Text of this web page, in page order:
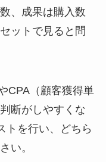
、成果は購入数
ットで見ると問
CPA（顧客獲得単
断がしやすくな
トを行い、どちら
い。